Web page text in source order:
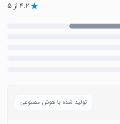
۴.۲ از ۵
تولید شده با هوش مصنوعی